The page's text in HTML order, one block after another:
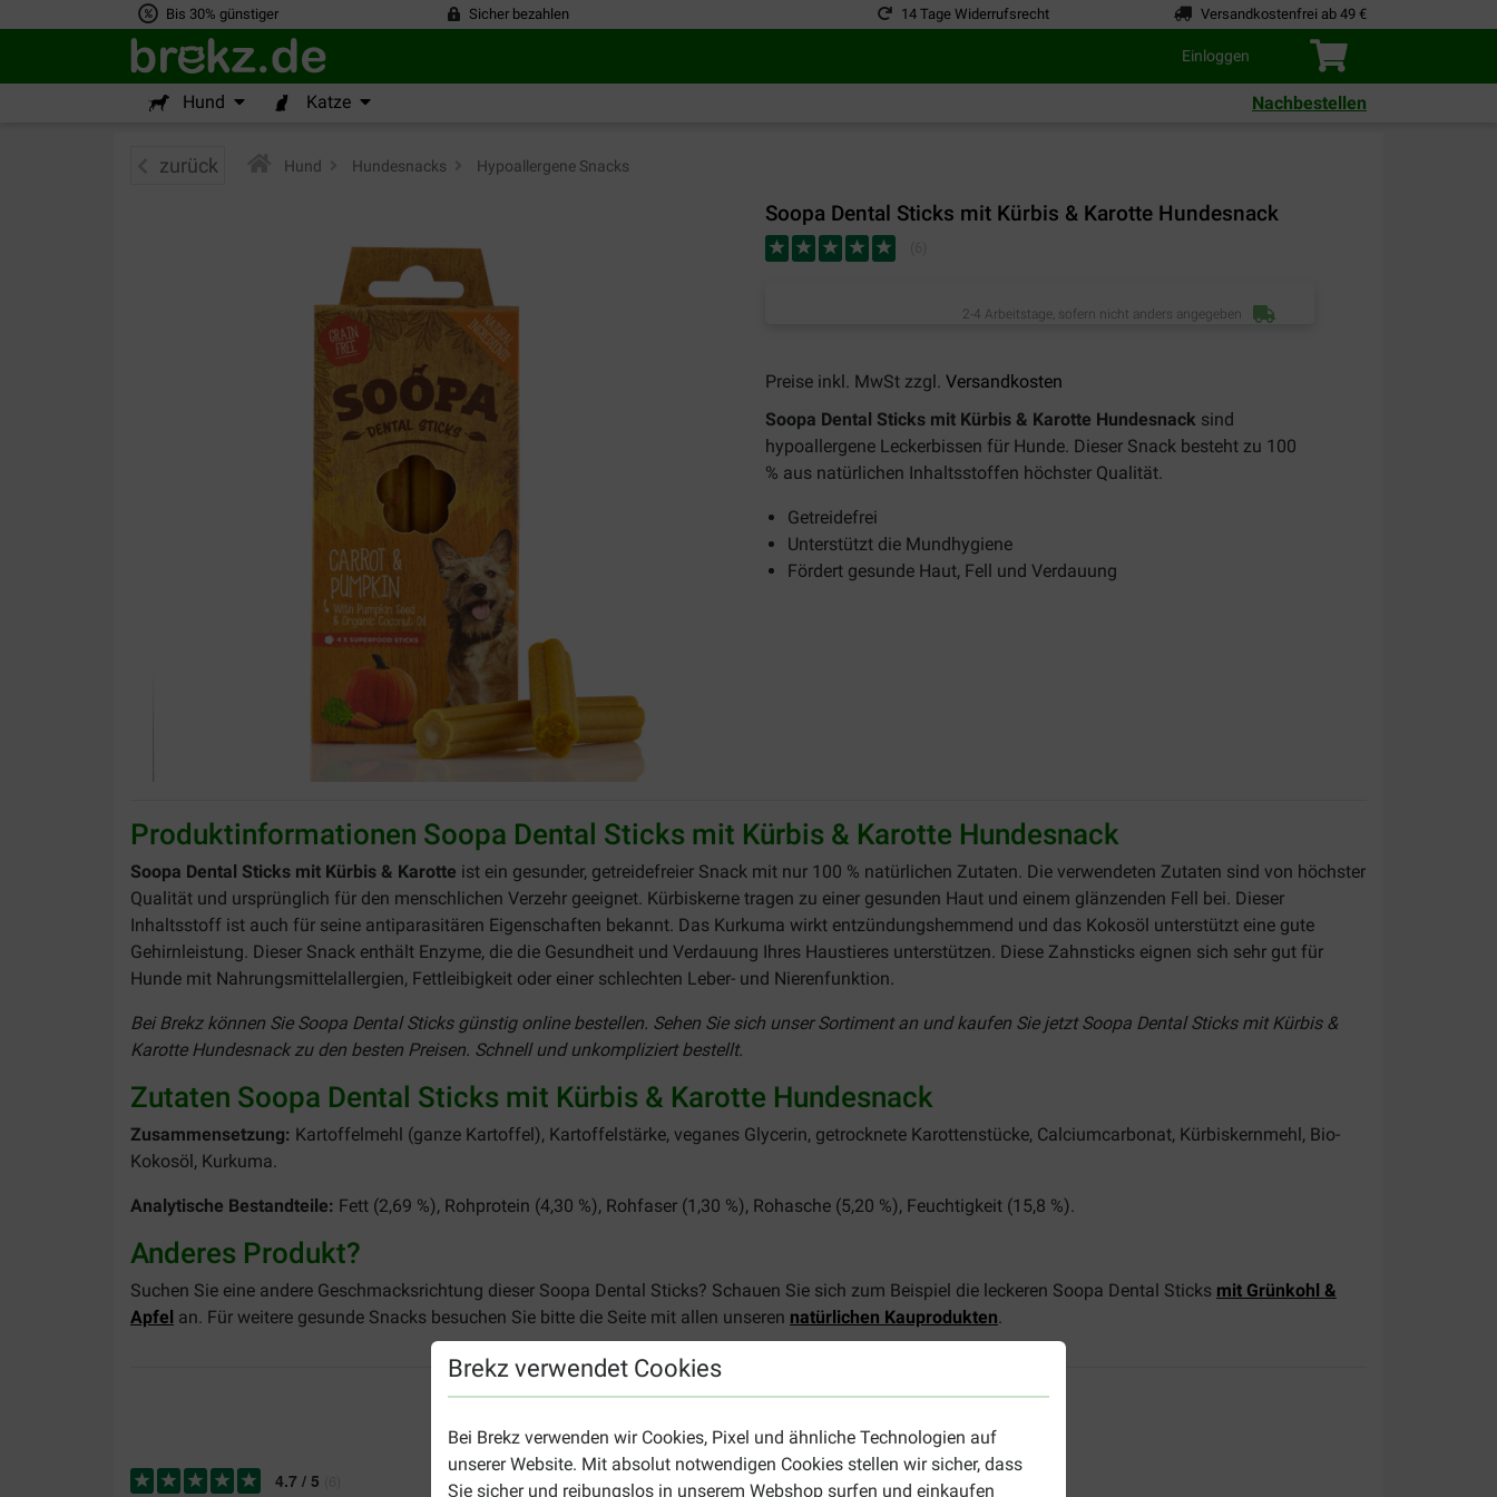
Bis 30% günstiger Sicher bezahlen 14 Tage Widerrufsrecht Versandkostenfrei ab 49 €
Einloggen
Hund Katze Nachbestellen
Brekz verwendet Cookies
Bei Brekz verwenden wir Cookies, Pixel und ähnliche Technologien auf
unserer Website. Mit absolut notwendigen Cookies stellen wir sicher, dass
Sie sicher und reibungslos in unserem Webshop surfen und einkaufen
zurück Hund Hundesnacks Hypoallergene Snacks
Soopa Dental Sticks mit Kürbis & Karotte Hundesnack
2-4 Arbeitstage, sofern nicht anders angegeben
Preise inkl. MwSt zzgl. Versandkosten
Soopa Dental Sticks mit Kürbis & Karotte Hundesnack sind
hypoallergene Leckerbissen für Hunde. Dieser Snack besteht zu 100
% aus natürlichen Inhaltsstoffen höchster Qualität.
Getreidefrei
Unterstützt die Mundhygiene
Fördert gesunde Haut, Fell und Verdauung
Produktinformationen Soopa Dental Sticks mit Kürbis & Karotte Hundesnack
Soopa Dental Sticks mit Kürbis & Karotte ist ein gesunder, getreidefreier Snack mit nur 100 % natürlichen Zutaten. Die verwendeten Zutaten sind von höchster
Qualität und ursprünglich für den menschlichen Verzehr geeignet. Kürbiskerne tragen zu einer gesunden Haut und einem glänzenden Fell bei. Dieser
Inhaltsstoff ist auch für seine antiparasitären Eigenschaften bekannt. Das Kurkuma wirkt entzündungshemmend und das Kokosöl unterstützt eine gute
Gehirnleistung. Dieser Snack enthält Enzyme, die die Gesundheit und Verdauung Ihres Haustieres unterstützen. Diese Zahnsticks eignen sich sehr gut für
Hunde mit Nahrungsmittelallergien, Fettleibigkeit oder einer schlechten Leber- und Nierenfunktion.
Bei Brekz können Sie Soopa Dental Sticks günstig online bestellen. Sehen Sie sich unser Sortiment an und kaufen Sie jetzt Soopa Dental Sticks mit Kürbis &
Karotte Hundesnack zu den besten Preisen. Schnell und unkompliziert bestellt.
Zutaten Soopa Dental Sticks mit Kürbis & Karotte Hundesnack
Zusammensetzung: Kartoffelmehl (ganze Kartoffel), Kartoffelstärke, veganes Glycerin, getrocknete Karottenstücke, Calciumcarbonat, Kürbiskernmehl, Bio-
Kokosöl, Kurkuma.
Analytische Bestandteile: Fett (2,69 %), Rohprotein (4,30 %), Rohfaser (1,30 %), Rohasche (5,20 %), Feuchtigkeit (15,8 %).
Anderes Produkt?
Suchen Sie eine andere Geschmacksrichtung dieser Soopa Dental Sticks? Schauen Sie sich zum Beispiel die leckeren Soopa Dental Sticks mit Grünkohl &
Apfel an. Für weitere gesunde Snacks besuchen Sie bitte die Seite mit allen unseren natürlichen Kauprodukten.
4.7 / 5